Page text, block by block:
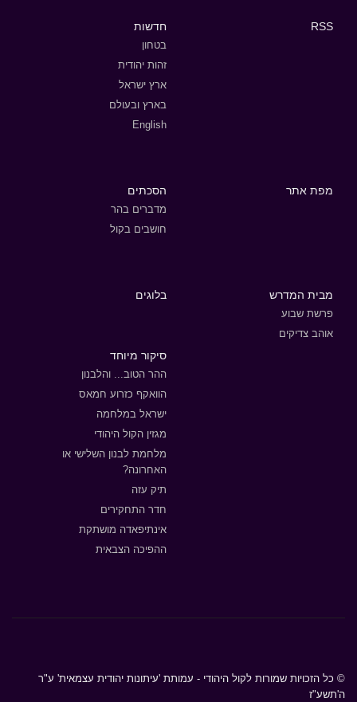
RSS חדשות
בטחון
זהות יהודית
ארץ ישראל
בארץ ובעולם
English
מפת אתר הסכתים
מדברים בהר
חושבים בקול
מבית המדרש
פרשת שבוע
אוהב צדיקים
בלוגים
סיקור מיוחד
ההר הטוב... והלבנון
הוואקף כזרוע חמאס
ישראל במלחמה
מגזין הקול היהודי
מלחמת לבנון השלישי או
האחרונה?
תיק עזה
חדר התחקירים
אינתיפאדה מושתקת
ההפיכה הצבאית
© כל הזכויות שמורות לקול היהודי - עמותת 'עיתונות יהודית עצמאית' ע"ר
ה'תשע"ז